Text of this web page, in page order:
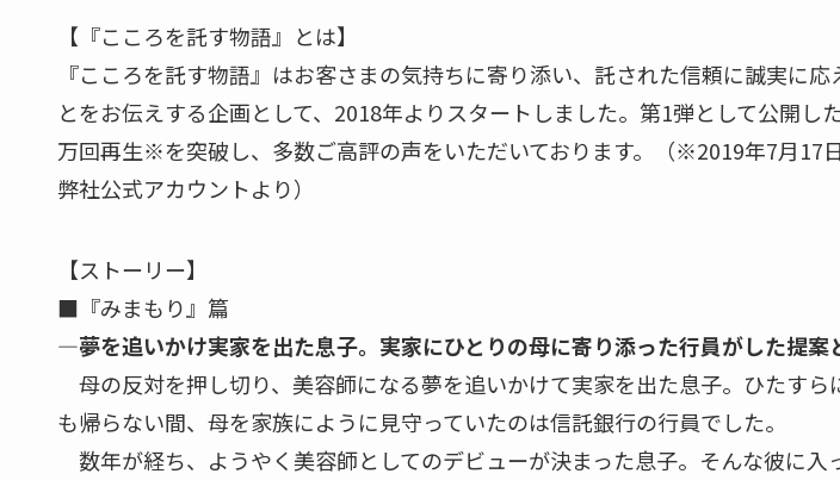
【『こころを託す物語』とは】
『こころを託す物語』はお客さまの気持ちに寄り添い、託された信頼に誠実に応
とをお伝えする企画として、2018年よりスタートしました。第1弾として公開し
万回再生※を突破し、多数ご高評の声をいただいております。（※2019年7月17
弊社公式アカウントより）
【ストーリー】
■『みまもり』篇
―夢を追いかけ実家を出た息子。 実家にひとりの母に寄り添った行員がした提案
母の反対を押し切り、美容師になる夢を追いかけて実家を出た息子。ひたすら
も帰らない間、母を家族にように見守っていたのは信託銀行の行員でした。
数年が経ち、ようやく美容師としてのデビューが決まった息子。そんな彼に入